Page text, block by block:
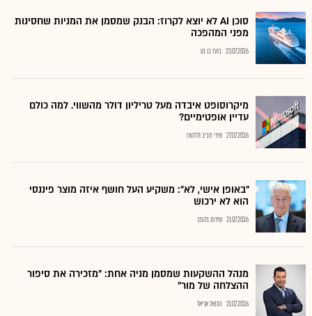
סוכן AI לא יוצא לקרוז: הבנק שמסמן את המניות שחסינות
מפני המהפכה
23.07.2026 בועז בן נון
מיקרוסופט איבדה מעל טריליון דולר מהשווי. למה כולם
עדיין אופטימיים?
27.07.2026 שירי חביב ולדהורן
"באופן אישי, לא": משקיע העל חושף איזה מוצר פיננסי
הוא לא ירכוש
21.07.2026 שירות גלובס
מנהל ההשקעות שמסמן מניה אחת: "מזכירה את סיפור
ההצלחה של מור"
21.07.2026 נתנאל אריאל